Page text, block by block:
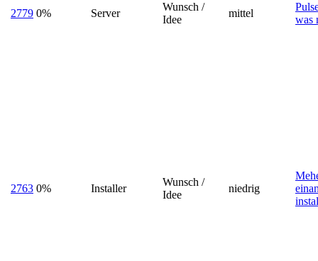
2779 0% Server
Wunsch /
Idee
mittel
was
2763 0% Installer
Wunsch /
Idee
niedrig